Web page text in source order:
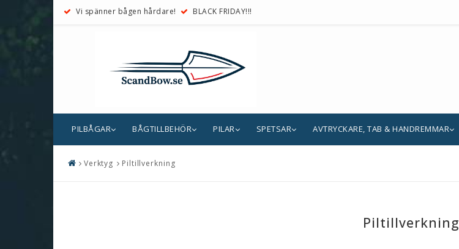
Vi spänner bågen hårdare! BLACK FRIDAY!!!
PILBÅGAR BÅGTILLBEHÖR PILAR SPETSAR AVTRYCKARE, TAB & HANDREMMAR
Verktyg Piltillverkning
Piltillverkning